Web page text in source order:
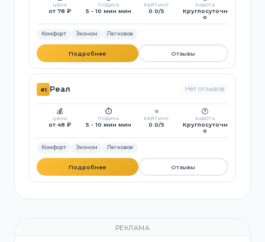
ЦЕНА
от 78 ₽
ПОДАЧА
5 - 10 мин мин
РЕЙТИНГ
0.0/5
РАБОТА
Круглосуточн
о
Комфорт Эконом Легковое
Подробнее Отзывы
#1 Реал Нет отзывов
💰
ЦЕНА
от 48 ₽
⏱️
ПОДАЧА
5 - 10 мин мин
⭐
РЕЙТИНГ
0.0/5
🕐
РАБОТА
Круглосуточн
о
Комфорт Эконом Легковое
Подробнее Отзывы
РЕКЛАМА